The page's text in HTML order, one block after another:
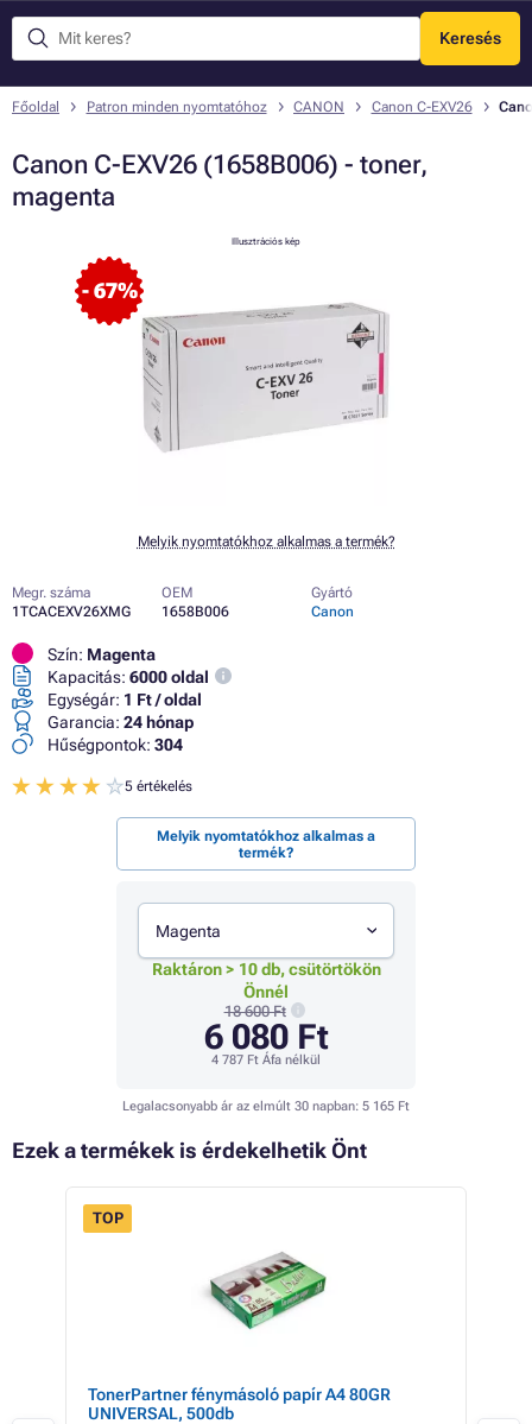
Keresés
Menü
Főoldal Patron minden nyomtatóhoz CANON Canon C-EXV26
Canon C-EXV26 (1658B006) - toner,
magenta
- 67%
Illusztrációs kép
Melyik nyomtatókhoz alkalmas a termék?
Megr. száma
1TCACEXV26XMG
OEM
1658B006
Gyártó
Canon
Szín: Magenta
Kapacitás: 6000 oldal
Egységár: 1 Ft / oldal
Garancia: 24 hónap
Hűségpontok: 304
5 értékelés
Melyik nyomtatókhoz alkalmas a
termék?
Magenta
Raktáron > 10 db, csütörtökön
Önnél
18 600 Ft
6 080 Ft
4 787 Ft Áfa nélkül
Legalacsonyabb ár az elmúlt 30 napban: 5 165 Ft
Ezek a termékek is érdekelhetik Önt
TOP
TonerPartner fénymásoló papír A4 80GR
UNIVERSAL, 500db